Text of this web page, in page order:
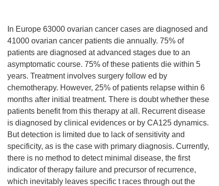
In Europe 63000 ovarian cancer cases are diagnosed and
41000 ovarian cancer patients die annually. 75% of
patients are diagnosed at advanced stages due to an
asymptomatic course. 75% of these patients die within 5
years. Treatment involves surgery follow ed by
chemotherapy. However, 25% of patients relapse within 6
months after initial treatment. There is doubt whether these
patients benefit from this therapy at all. Recurrent disease
is diagnosed by clinical evidences or by CA125 dynamics.
But detection is limited due to lack of sensitivity and
specificity, as is the case with primary diagnosis. Currently,
there is no method to detect minimal disease, the first
indicator of therapy failure and precursor of recurrence,
which inevitably leaves specific t races through out the